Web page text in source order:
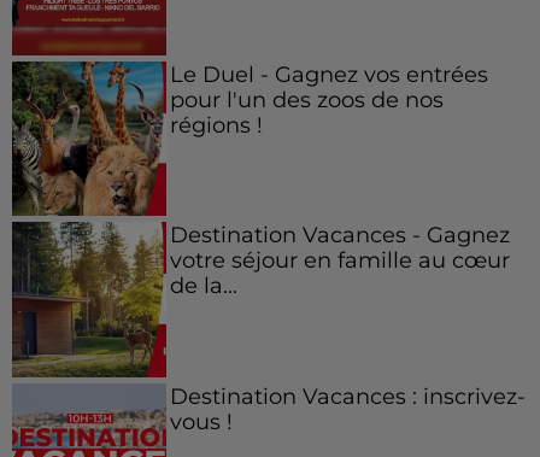
Le Duel - Gagnez vos entrées
pour l'un des zoos de nos
régions !
Destination Vacances - Gagnez
votre séjour en famille au cœur
de la...
Destination Vacances : inscrivez-
vous !